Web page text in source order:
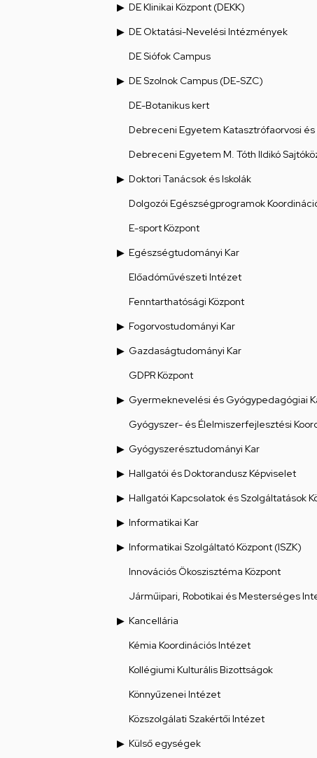
DE Klinikai Központ (DEKK)
DE Oktatási-Nevelési Intézmények
DE Siófok Campus
DE Szolnok Campus (DE-SZC)
DE-Botanikus kert
Debreceni Egyetem Katasztrófaorvosi és
Debreceni Egyetem M. Tóth Ildikó
Doktori Tanácsok és Iskolák
Dolgozói Egészségprogramok
E-sport Központ
Egészségtudományi Kar
Előadóművészeti Intézet
Fenntarthatósági Központ
Fogorvostudományi Kar
Gazdaságtudományi Kar
GDPR Központ
Gyermeknevelési és Gyógypedagógiai
Gyógyszer- és Élelmiszerfejlesztési
Gyógyszerésztudományi Kar
Hallgatói és Doktorandusz Képviselet
Hallgatói Kapcsolatok és Szolgáltatások
Informatikai Kar
Informatikai Szolgáltató Központ (ISZK)
Innovációs Ökoszisztéma Központ
Járműipari, Robotikai és Mesterséges
Kancellária
Kémia Koordinációs Intézet
Kollégiumi Kulturális Bizottságok
Könnyűzenei Intézet
Közszolgálati Szakértői Intézet
Külső egységek